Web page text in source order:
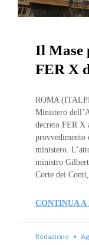
Il Mase
FER X
ROMA
Ministero
decreto FER X
provvedimento
ministero.
ministro
Corte dei Conti,
CONTINUA A
Redazione